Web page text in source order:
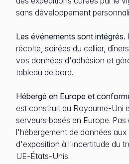
sans développement
Les événements sont intégrés.
récolte, soirées du cellier,
vos données d'adhésion et
tableau de bord.
Hébergé en Europe et
est construit au Royaume-Uni
serveurs basés en Europe.
l'hébergement de données aux
d'exposition à l'incertitude du
UE-États-Unis.